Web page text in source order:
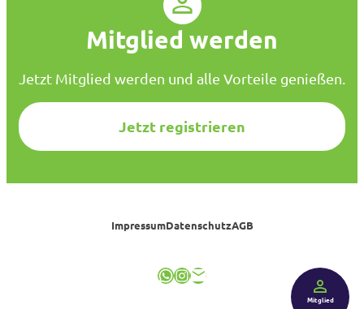
*
Mitglied werden
Jetzt Mitglied werden und alle Vorteile genießen.
Jetzt registrieren
ImpressumDatenschutzAGB
WhatsApp InstagramE-Mail
Mitglied